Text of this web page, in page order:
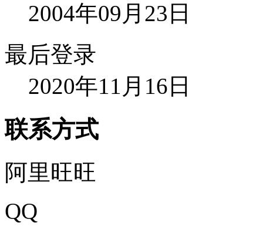
2004年09月23日
最后登录
2020年11月16日
联系方式
阿里旺旺
QQ